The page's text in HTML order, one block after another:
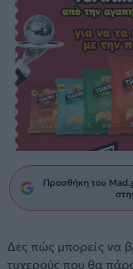
Προσθήκη του
Δες πώς μπορείς να
τυχερούς που θα